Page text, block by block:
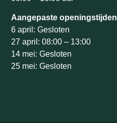
Aangepaste openingstijden
6 april: Gesloten
27 april: 08:00 – 13:00
14 mei: Gesloten
25 mei: Gesloten